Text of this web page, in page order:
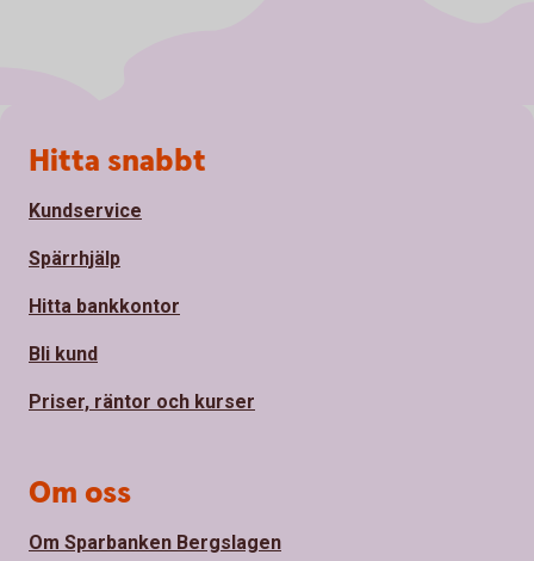
Sidfot
Hitta snabbt
Kundservice
Spärrhjälp
Hitta bankkontor
Bli kund
Priser, räntor och kurser
Om oss
Om Sparbanken Bergslagen